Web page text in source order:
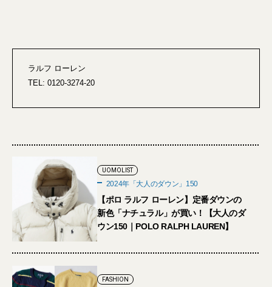
ラルフ ローレン
TEL: 0120-3274-20
UOMOLIST
2024年「大人のダウン」150
【ポロ ラルフ ローレン】定番ダウンの
新色「ナチュラル」が買い！【大人のダ
ウン150｜POLO RALPH LAUREN】
FASHION